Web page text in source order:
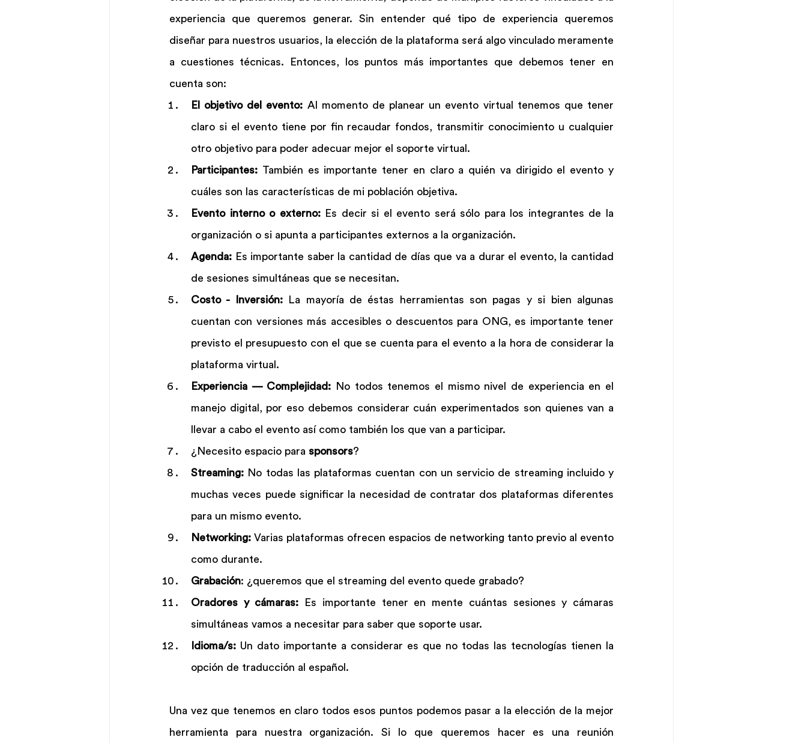
experiencia que queremos generar. Sin entender qué tipo de experiencia queremos
diseñar para nuestros usuarios, la elección de la plataforma será algo vinculado meramente
a cuestiones técnicas. Entonces, los puntos más importantes que debemos tener en
cuenta son:
El objetivo del evento: Al momento de planear un evento virtual tenemos que tener
claro si el evento tiene por fin recaudar fondos, transmitir conocimiento u cualquier
otro objetivo para poder adecuar mejor el soporte virtual.
Participantes: También es importante tener en claro a quién va dirigido el evento y
cuáles son las características de mi población objetiva.
Evento interno o externo: Es decir si el evento será sólo para los integrantes de la
organización o si apunta a participantes externos a la organización.
Agenda: Es importante saber la cantidad de días que va a durar el evento, la cantidad
de sesiones simultáneas que se necesitan.
Costo - Inversión:
La mayoría de éstas herramientas son pagas y si bien algunas
cuentan con versiones más accesibles o descuentos para ONG, es importante tener
previsto el presupuesto con el que se cuenta para el evento a la hora de considerar la
plataforma virtual.
Experiencia — Complejidad: No todos tenemos el mismo nivel de experiencia en el
manejo digital, por eso debemos considerar cuán experimentados son quienes van a
llevar a cabo el evento así como también los que van a participar.
¿Necesito espacio para sponsors?
Streaming: No todas las plataformas cuentan con un servicio de streaming incluido y
muchas veces puede significar la necesidad de contratar dos plataformas diferentes
para un mismo evento.
Networking: Varias plataformas ofrecen espacios de networking tanto previo al evento
como durante.
Grabación: ¿queremos que el streaming del evento quede grabado?
Oradores y cámaras: Es importante tener en mente cuántas sesiones y cámaras
simultáneas vamos a necesitar para saber que soporte usar.
Idioma/s: Un dato importante a considerar es que no todas las tecnologías tienen la
opción de traducción al español.
Una vez que tenemos en claro todos esos puntos podemos pasar a la elección de la mejor
herramienta para nuestra organización. Si lo que queremos hacer es una reunión